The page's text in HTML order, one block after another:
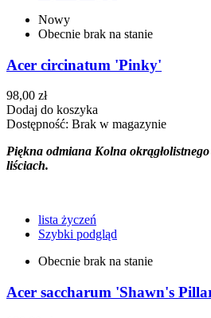
Nowy
Obecnie brak na stanie
Acer circinatum 'Pinky'
98,00 zł
Dodaj do koszyka
Dostępność: Brak w magazynie
Piękna odmiana Kolna
liściach.
lista życzeń
Szybki podgląd
Obecnie brak na stanie
Acer saccharum 'Shawn's